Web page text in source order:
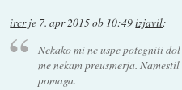
ircrje 7. apr 2015 ob 10:49izjavil:
Nekako mi ne uspe potegniti
me nekam preusmerja.
pomaga.